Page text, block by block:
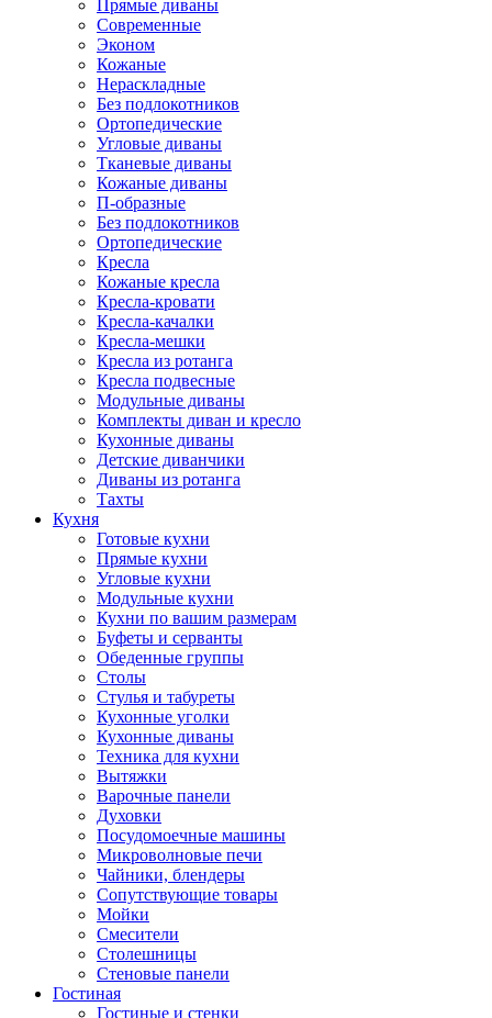
Прямые диваны
Современные
Эконом
Кожаные
Нераскладные
Без подлокотников
Ортопедические
Угловые диваны
Тканевые диваны
Кожаные диваны
П-образные
Без подлокотников
Ортопедические
Кресла
Кожаные кресла
Кресла-кровати
Кресла-качалки
Кресла-мешки
Кресла из ротанга
Кресла подвесные
Модульные диваны
Комплекты диван и кресло
Кухонные диваны
Детские диванчики
Диваны из ротанга
Тахты
Кухня
Готовые кухни
Прямые кухни
Угловые кухни
Модульные кухни
Кухни по вашим размерам
Буфеты и серванты
Обеденные группы
Столы
Стулья и табуреты
Кухонные уголки
Кухонные диваны
Техника для кухни
Вытяжки
Варочные панели
Духовки
Посудомоечные машины
Микроволновые печи
Чайники, блендеры
Сопутствующие товары
Мойки
Смесители
Столешницы
Стеновые панели
Гостиная
Гостиные и стенки